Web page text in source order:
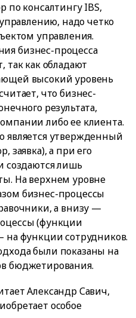
по консалтингу IBS,
надо четко
управления.
бизнес-процесса
так как обладают
высокий уровень
что бизнес-
результата,
либо ее клиента.
является утвержденный
заявка), а при его
создаются лишь
На верхнем уровне
бизнес-процессы
а внизу —
(функции
функции сотрудников.
были показаны на
бюджетирования.
Александр Савич,
особое